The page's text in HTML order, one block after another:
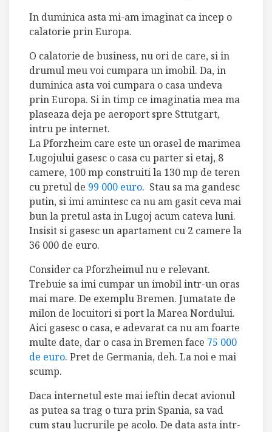
In duminica asta mi-am imaginat ca incep o
calatorie prin Europa.
O calatorie de business, nu ori de care, si in
drumul meu voi cumpara un imobil. Da, in
duminica asta voi cumpara o casa undeva
prin Europa. Si in timp ce imaginatia mea ma
plaseaza deja pe aeroport spre Sttutgart,
intru pe internet.
La Pforzheim care este un orasel de marimea
Lugojului gasesc o casa cu parter si etaj, 8
camere, 100 mp construiti la 130 mp de teren
cu pretul de 99 000 euro. Stau sa ma gandesc
putin, si imi amintesc ca nu am gasit ceva mai
bun la pretul asta in Lugoj acum cateva luni.
Insisit si gasesc un apartament cu 2 camere la
36 000 de euro.
Consider ca Pforzheimul nu e relevant.
Trebuie sa imi cumpar un imobil intr-un oras
mai mare. De exemplu Bremen. Jumatate de
milon de locuitori si port la Marea Nordului.
Aici gasesc o casa, e adevarat ca nu am foarte
multe date, dar o casa in Bremen face 75 000
de euro. Pret de Germania, deh. La noi e mai
scump.
Daca internetul este mai ieftin decat avionul
as putea sa trag o tura prin Spania, sa vad
cum stau lucrurile pe acolo. De data asta intr-